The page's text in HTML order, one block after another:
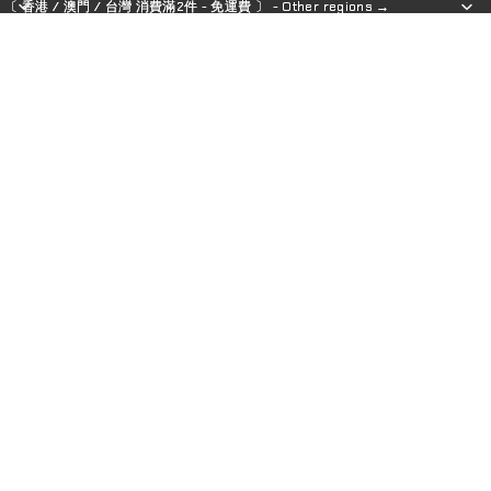
〔 香港 / 澳門 / 台灣 消費滿2件 - 免運費 〕 - Other regions →
〔 香港 / 澳門 / 台灣 消費滿2件 - 免運費 〕 - Other regions →